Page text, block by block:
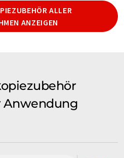
ALLER
ANZEIGEN
Anwendung